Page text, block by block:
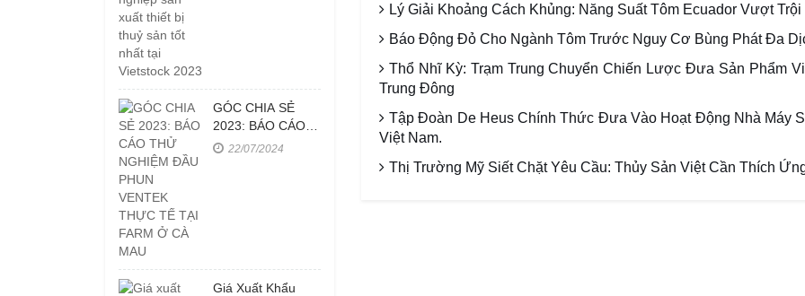
Lý Giải Khoảng Cách Khủng: Năng Suất Tôm Ecuador Vượt
Báo Động Đỏ Cho Ngành Tôm Trước Nguy Cơ Bùng Phát Đa
Thổ Nhĩ Kỳ: Trạm Trung Chuyển Chiến Lược Đưa Sản Phẩm
Trung Đông
Tập Đoàn De Heus Chính Thức Đưa Vào Hoạt Động Nhà Máy
Việt Nam.
Thị Trường Mỹ Siết Chặt Yêu Cầu: Thủy Sản Việt Cần Thích
GÓC CHIA SẺ
2023: BÁO CÁO
THỬ NGHIỆM
22/07/2024
Giá Xuất Khẩu